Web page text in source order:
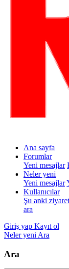
Ana sayfa
Forumlar
Yeni mesajlar
Neler yeni
Yeni mesajlar
Kullanıcılar
Şu anki
ara
Giriş yap Kayıt ol
Neler yeni Ara
Ara